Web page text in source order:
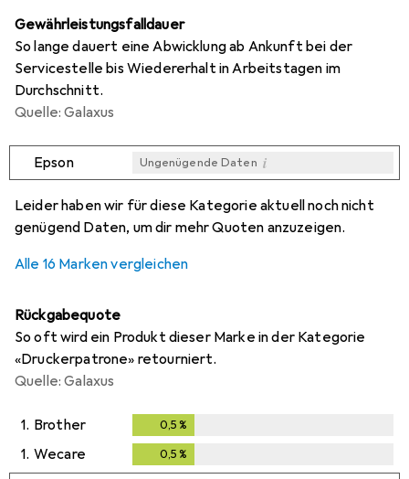
Gewährleistungsfalldauer
So lange dauert eine Abwicklung ab Ankunft bei der
Servicestelle bis Wiedererhalt in Arbeitstagen im
Durchschnitt.
Quelle: Galaxus
Epson Ungenügende Daten i
i
i
i
i
Leider haben wir für diese Kategorie aktuell noch nicht
genügend Daten, um dir mehr Quoten anzuzeigen.
Alle 16 Marken vergleichen
Rückgabequote
So oft wird ein Produkt dieser Marke in der Kategorie
«Druckerpatrone» retourniert.
Quelle: Galaxus
1. Brother 0,5 %
1. Wecare 0,5 %